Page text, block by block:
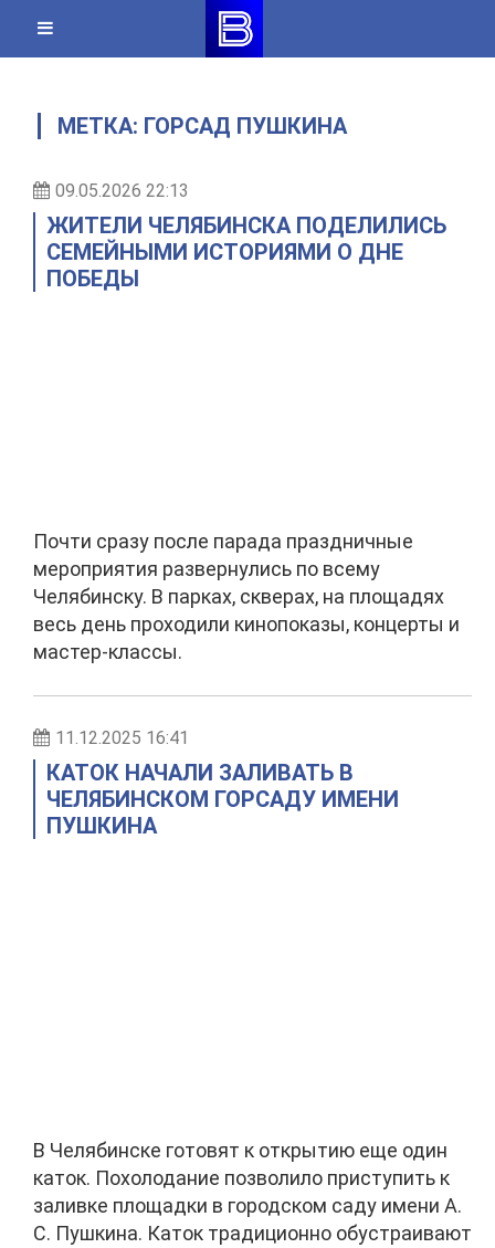
content
МЕТКА: ГОРСАД ПУШКИНА
09.05.2026 22:13
ЖИТЕЛИ ЧЕЛЯБИНСКА ПОДЕЛИЛИСЬ
СЕМЕЙНЫМИ ИСТОРИЯМИ О ДНЕ
ПОБЕДЫ
Почти сразу после парада праздничные
мероприятия развернулись по всему
Челябинску. В парках, скверах, на площадях
весь день проходили кинопоказы, концерты и
мастер-классы.
11.12.2025 16:41
КАТОК НАЧАЛИ ЗАЛИВАТЬ В
ЧЕЛЯБИНСКОМ ГОРСАДУ ИМЕНИ
ПУШКИНА
В Челябинске готовят к открытию еще один
каток. Похолодание позволило приступить к
заливке площадки в городском саду имени А.
С. Пушкина. Каток традиционно обустраивают